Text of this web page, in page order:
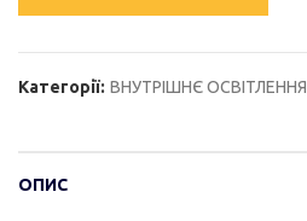
Категорії: ВНУТРІШНЄ ОСВІТЛЕННЯ
ОПИС